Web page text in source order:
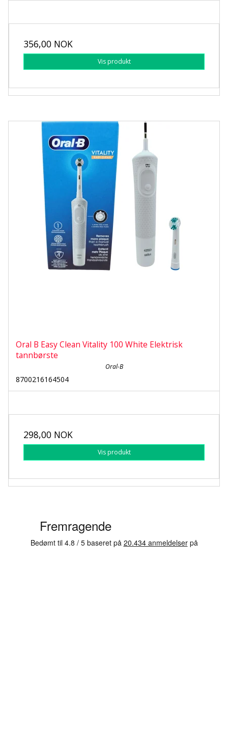
356,00 NOK
Vis produkt
Oral B Easy Clean Vitality 100 White Elektrisk
tannbørste
Oral-B
8700216164504
298,00 NOK
Vis produkt